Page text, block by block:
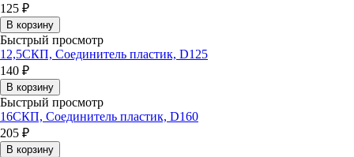
125 ₽
В корзину
Быстрый просмотр
12,5СКП, Соединитель пластик, D125
140 ₽
В корзину
Быстрый просмотр
16СКП, Соединитель пластик, D160
205 ₽
В корзину